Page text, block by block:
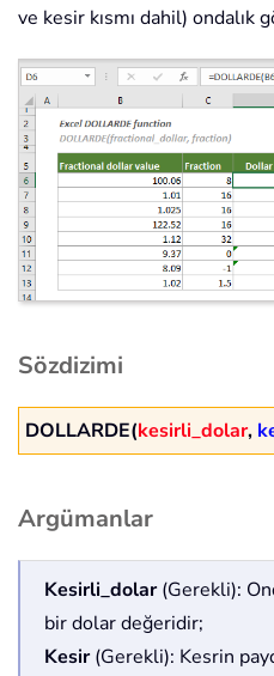
ve kesir kısmı dahil) ondalık
Sözdizimi
DOLLARDE(kesirli_dolar,
Argümanlar
Kesirli_dolar(Gerekli):
bir dolar değeridir;
Kesir(Gerekli): Kesrin